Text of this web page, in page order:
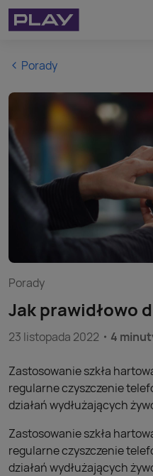
Porady
Porady
Jak prawidłowo
23 listopada 2022 4
Zastosowanie szkła
regularne czyszczenie
działań wydłużających
Zastosowanie szkła
regularne czyszczenie
działań wydłużających